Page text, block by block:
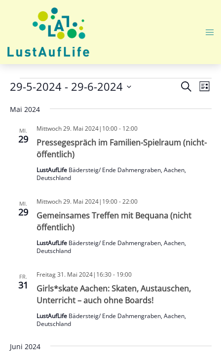
Veranstaltungen
und
SUCHELISTE
29-5-2024 - 29-6-2024
wählen.
Mai 2024
MI.
29
Pressegespräch im Familien-Spielraum (nicht-
öffentlich)
Mittwoch 29. Mai 2024|10:00- 12:00
LustAufLife Bädersteig/ Ende Dahmengraben, Aachen,
Deutschland
MI.
29
Gemeinsames Treffen mit Bequana (nicht
öffentlich)
Mittwoch 29. Mai 2024|19:00-22:00
LustAufLife Bädersteig/ Ende Dahmengraben, Aachen,
Deutschland
FR.
31
Girls*skate Aachen: Skaten, Austauschen,
Unterricht – auch ohne Boards!
Freitag 31. Mai 2024|16:30- 19:00
LustAufLife Bädersteig/ Ende Dahmengraben, Aachen,
Deutschland
Juni 2024